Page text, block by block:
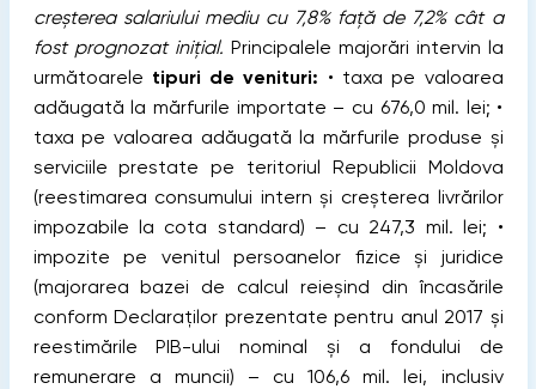
creșterea salariului mediu cu 7,8% față de 7,2% cât a
fost prognozat inițial. Principalele majorări intervin la
următoarele tipuri de venituri: • taxa pe valoarea
adăugată la mărfurile importate – cu 676,0 mil. lei; •
taxa pe valoarea adăugată la mărfurile produse și
serviciile prestate pe teritoriul Republicii Moldova
(reestimarea consumului intern și creșterea livrărilor
impozabile la cota standard) – cu 247,3 mil. lei; •
impozite pe venitul persoanelor fizice și juridice
(majorarea bazei de calcul reieșind din încasările
conform Declaraților prezentate pentru anul 2017 și
reestimările PIB-ului nominal și a fondului de
remunerare a muncii) – cu 106,6 mil. lei, inclusiv